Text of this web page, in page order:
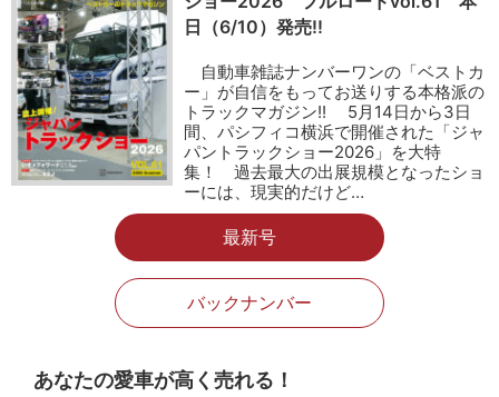
日（6/10）発売!!
自動車雑誌ナンバーワンの「ベストカ
ー」が自信をもってお送りする本格派の
トラックマガジン!! 5月14日から3日
間、パシフィコ横浜で開催された「ジャ
パントラックショー2026」を大特
集！ 過去最大の出展規模となったショ
ーには、現実的だけど…
最新号
バックナンバー
あなたの愛車が高く売れる！